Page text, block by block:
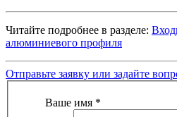
Читайте подробнее в разделе:
алюминиевого профиля
Отправьте заявку или задайте
Ваше имя *